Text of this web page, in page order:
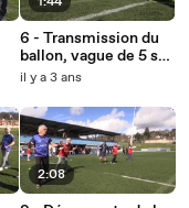
6 - Transmission du
ballon, vague de 5 sur
place et en se
Santé)
il y a 3 ans
2:08